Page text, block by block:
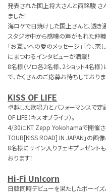
発表された国上将大さんと西銘駿 さ
ました！
海ロケで日焼けした国上さんと、透き
スタジオ中から感嘆の声がもれた仲
「お互いへの愛のメッセージ」「今、
にまつわるインタビューが満載！
8名様（ソロ各2名様、2ショット4名様
で、たくさんのご応募お待ちしておりま
KISS OF LIFE
卓越した歌唱力とパフォーマンスで
OF LIFE（キスオブライフ）。
4/30にKT Zepp Yokohamaで開催さ
TOUR[KISS ROAD] IN JAPAN」の画
8名様にサイン入りチェキプレゼント
おります！
Hi-Fi Un!corn
日韓同時デビューを果たしたボーイズ